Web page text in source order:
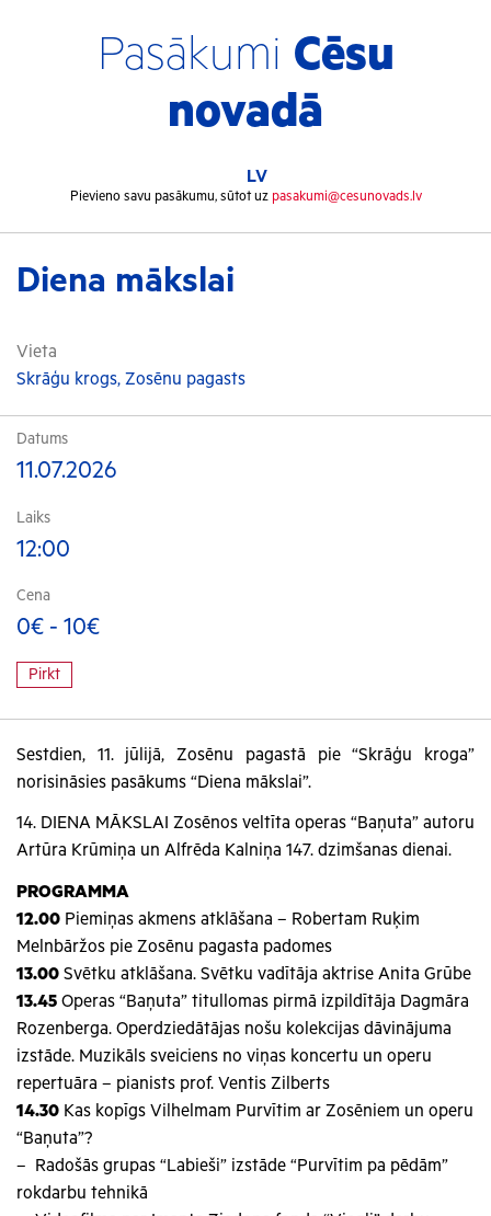
Pasākumi Cēsu
novadā
LV
Pievieno savu pasākumu, sūtot uz pasakumi@cesunovads.lv
Diena mākslai
Vieta
Skrāģu krogs, Zosēnu pagasts
Datums
11.07.2026
Laiks
12:00
Cena
0€ - 10€
Pirkt
Sestdien, 11. jūlijā, Zosēnu pagastā pie “Skrāģu kroga”
norisināsies pasākums “Diena mākslai”.
14. DIENA MĀKSLAI Zosēnos veltīta operas “Baņuta” autoru
Artūra Krūmiņa un Alfrēda Kalniņa 147. dzimšanas dienai.
PROGRAMMA
12.00 Piemiņas akmens atklāšana – Robertam Ruķim
Melnbāržos pie Zosēnu pagasta padomes
13.00 Svētku atklāšana. Svētku vadītāja aktrise Anita Grūbe
13.45 Operas “Baņuta” titullomas pirmā izpildītāja Dagmāra
Rozenberga. Operdziedātājas nošu kolekcijas dāvinājuma
izstāde. Muzikāls sveiciens no viņas koncertu un operu
repertuāra – pianists prof. Ventis Zilberts
14.30 Kas kopīgs Vilhelmam Purvītim ar Zosēniem un operu
“Baņuta”?
– Radošās grupas “Labieši” izstāde “Purvītim pa pēdām”
rokdarbu tehnikā